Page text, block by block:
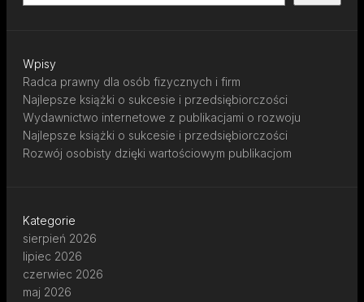
Wpisy
Radca prawny dla osób fizycznych i firm
Najlepsze książki o sukcesie i przedsiębiorczości
Wydawnictwo internetowe z publikacjami o rozwoju
Najlepsze książki o sukcesie i przedsiębiorczości
Rozwój osobisty dzięki wartościowym publikacjom
Kategorie
sierpień 2026
lipiec 2026
czerwiec 2026
maj 2026